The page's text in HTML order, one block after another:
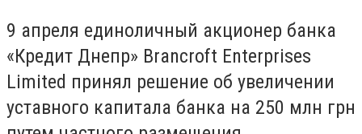
9 апреля единоличный акционер банка
«Кредит Днепр» Brancroft Enterprises
Limited принял решение об увеличении
уставного капитала банка на 250 млн грн